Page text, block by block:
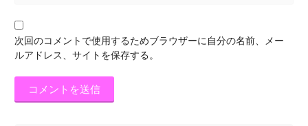
次回のコメントで使用するためブラウザーに自分の名前、メー
ルアドレス、サイトを保存する。